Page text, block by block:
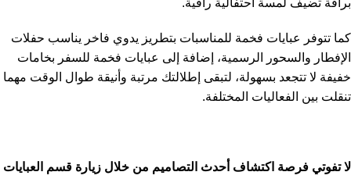
براقة تضيف لمسة احتفالية راقية.
كما تتوفر عبايات فخمة للمناسبات بتطريز يدوي فاخر يناسب حفلات
الإفطار والسحور الرسمية، إضافة إلى عبايات فخمة للسفر بخامات
خفيفة لا تتجعد بسهولة، لتبقى إطلالتك مرتبة وأنيقة طوال الوقت مهما
تنقلت بين الفعاليات المختلفة.
لا تفوتي فرصة اكتشاف أحدث التصاميم من خلال زيارة قسم العبايات